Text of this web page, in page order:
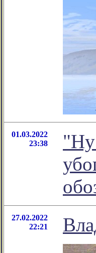
01.03.2022
23:38
"Ну
27.02.2022
22:21